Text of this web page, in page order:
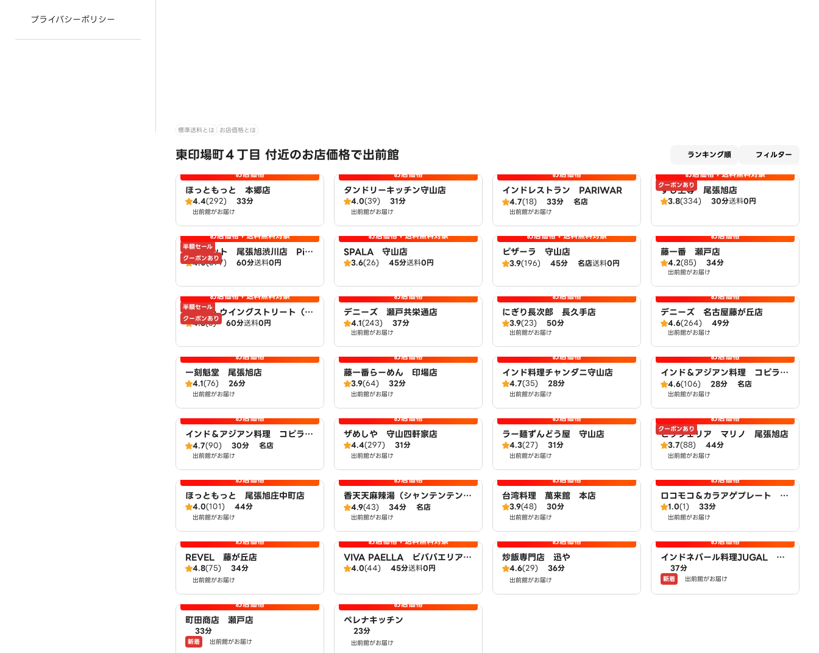
プライバシーポリシー
標準送料とは お店価格とは
東印場町４丁目 付近のお店価格で出前館 ランキング順 フィルター
お店価格
ほっともっと 本郷店
4.4(292) 33分
出前館がお届け
お店価格
タンドリーキッチン守山店
4.0(39) 31分
出前館がお届け
お店価格
インドレストラン PARIWAR
4.7(18) 33分 名店
出前館がお届け
クーポンあり
お店価格＋送料無料対象
すし上等 尾張旭店
3.8(334) 30分送料0円
半額セール
クーポンあり
お店価格＋送料無料対象
ピザハット 尾張旭渋川店 Pizz
aHut
4.0(577) 60分送料0円
お店価格＋送料無料対象
SPALA 守山店
3.6(26) 45分送料0円
お店価格＋送料無料対象
ピザーラ 守山店
3.9(196) 45分 名店送料0円
お店価格
藤一番 瀬戸店
4.2(85) 34分
出前館がお届け
半額セール
クーポンあり
お店価格＋送料無料対象
チキン・ウイングストリート（取
扱：ピザハット尾張旭渋川店）
4.3(6) 60分送料0円
お店価格
デニーズ 瀬戸共栄通店
4.1(243) 37分
出前館がお届け
お店価格
にぎり長次郎 長久手店
3.9(23) 50分
出前館がお届け
お店価格
デニーズ 名古屋藤が丘店
4.6(264) 49分
出前館がお届け
お店価格
一刻魁堂 尾張旭店
4.1(76) 26分
出前館がお届け
お店価格
藤一番らーめん 印場店
3.9(64) 32分
出前館がお届け
お店価格
インド料理チャンダニ守山店
4.7(35) 28分
出前館がお届け
お店価格
インド＆アジアン料理 コピラ本
店4.6(106) 28分 名店
出前館がお届け
お店価格
インド＆アジアン料理 コピラ
晴丘店
4.7(90) 30分 名店
出前館がお届け
お店価格
ザめしや 守山四軒家店
4.4(297) 31分
出前館がお届け
お店価格
ラー麺ずんどう屋 守山店
4.3(27) 31分
出前館がお届け
クーポンあり
お店価格
ピッツェリア マリノ 尾張旭店
3.7(88) 44分
出前館がお届け
お店価格
ほっともっと 尾張旭庄中町店
4.0(101) 44分
出前館がお届け
お店価格
香天天麻辣湯（シャンテンテンマ
ーラータン）
4.9(43) 34分 名店
出前館がお届け
お店価格
台湾料理 萬来館 本店
3.9(48) 30分
出前館がお届け
お店価格
ロコモコ＆カラアゲプレート O
n Fleek cafe ～Loco moco
＆ Chicken plate～
1.0(1) 33分
出前館がお届け
お店価格
REVEL 藤が丘店
4.8(75) 34分
出前館がお届け
お店価格＋送料無料対象
VIVA PAELLA ビバパエリア
守山店
4.0(44) 45分送料0円
お店価格
炒飯専門店 迅や
4.6(29) 36分
出前館がお届け
お店価格
インドネパール料理JUGAL ジ
ュガル
37分
新着 出前館がお届け
お店価格
町田商店 瀬戸店
33分
新着 出前館がお届け
お店価格
ペレナキッチン
23分
出前館がお届け